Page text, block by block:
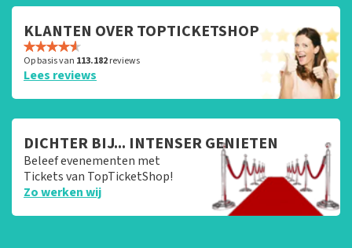
KLANTEN OVER TOPTICKETSHOP
Op basis van 113.182reviews
Lees reviews
DICHTER BIJ... INTENSER GENIETEN
Beleef evenementen met
Tickets van TopTicketShop!
Zo werken wij